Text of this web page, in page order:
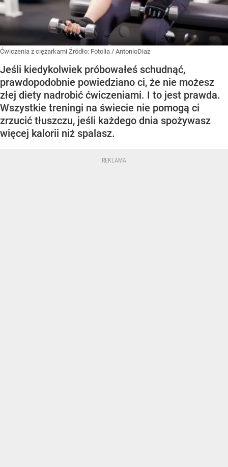
Ćwiczenia z ciężarkami Źródło: Fotolia / AntonioDiaz
Jeśli kiedykolwiek próbowałeś schudnąć,
prawdopodobnie powiedziano ci, że nie możesz
złej diety nadrobić ćwiczeniami. I to jest prawda.
Wszystkie treningi na świecie nie pomogą ci
zrzucić tłuszczu, jeśli każdego dnia spożywasz
więcej kalorii niż spalasz.